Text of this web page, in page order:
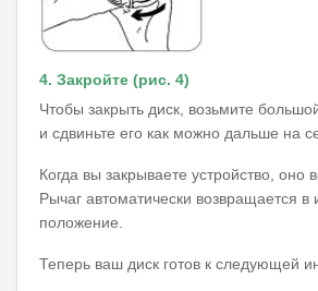
4. Закройте (рис. 4)
Чтобы закрыть диск, возьмите
и сдвиньте его как можно дальше на
Когда вы закрываете устройство, оно
Рычаг автоматически возвращается в
положение.
Теперь ваш диск готов к следующей